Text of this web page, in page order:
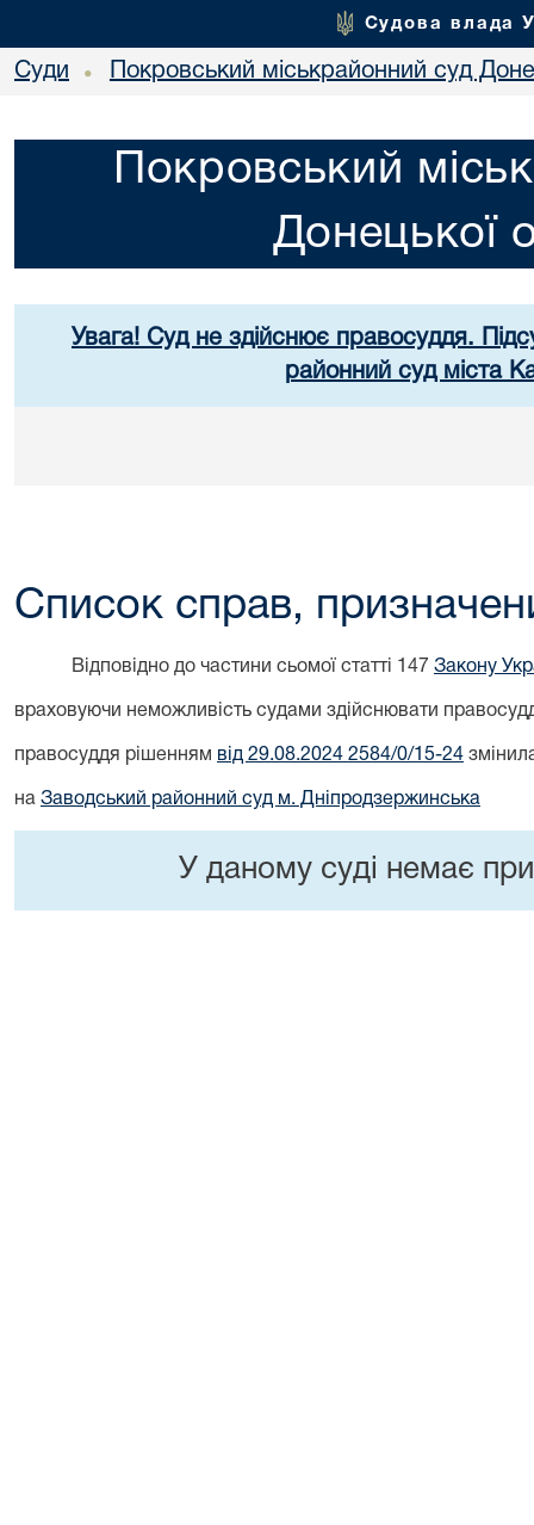
Судова влада
Суди • Покровський міськрайонний суд
Покровський
Донецької
Увага! Суд не здійснює правосуддя.
районний суд міста
Список справ,
Відповідно до частини сьомої статті 147 Закону
враховуючи неможливість судами здійснювати
правосуддя рішенням від 29.08.2024 2584/0/15-24
на Заводський районний суд м. Дніпродзержинська
У даному суді немає